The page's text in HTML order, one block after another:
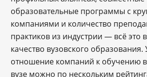
образовательные программы с
компаниями и количество
практиков из индустрии — всё это
качество вузовского образования.
отношение компаний к обучению
вузе можно по нескольким